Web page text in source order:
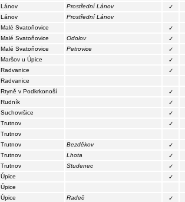
Lánov Prostřední Lánov
✓
Lánov
Prostřední Lánov
Malé Svatoňovice
✓
Malé Svatoňovice Odolov
✓
Malé Svatoňovice Petrovice
✓
Maršov u Úpice
✓
Radvanice
✓
Radvanice
Rtyně v Podkrkonoší
✓
Rudník
✓
Suchovršice
✓
Trutnov
✓
Trutnov
Trutnov Bezděkov
✓
Trutnov Lhota
✓
Trutnov Studenec
✓
Úpice
✓
Úpice
Úpice Radeč
✓